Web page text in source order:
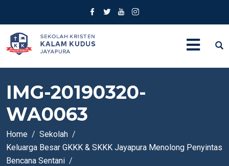
IMG-20190320-
WA0063
Home
Sekolah
Keluarga Besar GKKK & SKKK Jayapura Menolong Penyintas
Bencana Sentani